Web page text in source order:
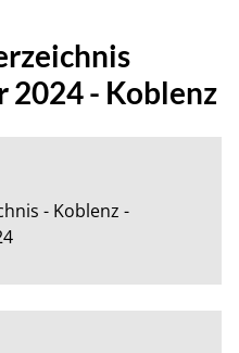
2024 - Koblenz
- Koblenz -